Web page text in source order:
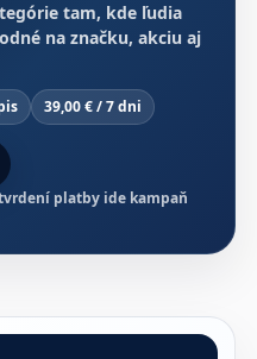
tam, kde ľudia
na značku, akciu aj
39,00 € / 7 dni
platby ide kampaň